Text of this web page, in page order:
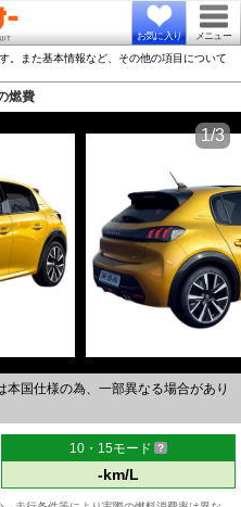
お気に入り メニュー
。また基本情報など、その他の項目について
燃費
国仕様の為、一部異なる場合があり
1/3
10・15モード
-km/L